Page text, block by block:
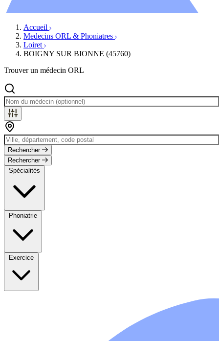
Accueil
Medecins ORL & Phoniatres
Loiret
BOIGNY SUR BIONNE (45760)
Trouver un médecin ORL
Rechercher
Rechercher
Spécialités
Phoniatrie
Exercice